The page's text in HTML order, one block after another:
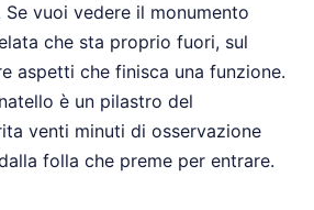
vuoi vedere il monumento
che sta proprio fuori, sul
aspetti che finisca una funzione.
è un pilastro del
venti minuti di osservazione
folla che preme per entrare.